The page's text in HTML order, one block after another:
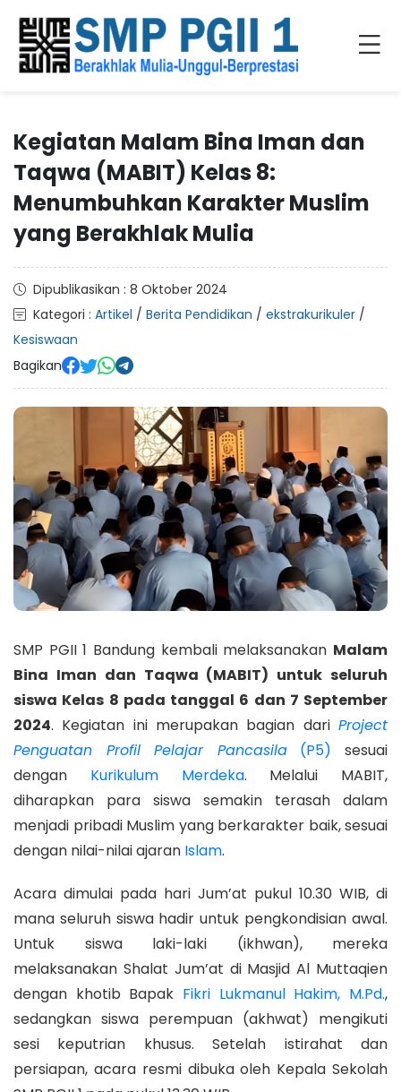
Kegiatan Malam Bina Iman dan
Taqwa (MABIT) Kelas 8:
Menumbuhkan Karakter Muslim
yang Berakhlak Mulia
Dipublikasikan : 8 Oktober 2024
Kategori : Artikel / Berita Pendidikan / ekstrakurikuler /
Kesiswaan
Bagikan
SMP PGII 1 Bandung kembali melaksanakan Malam
Bina Iman dan Taqwa (MABIT) untuk seluruh
siswa Kelas 8 pada tanggal 6 dan 7 September
2024. Kegiatan ini merupakan bagian dari Project
Penguatan Profil Pelajar Pancasila(P5) sesuai
dengan Kurikulum Merdeka. Melalui MABIT,
diharapkan para siswa semakin terasah dalam
menjadi pribadi Muslim yang berkarakter baik, sesuai
dengan nilai-nilai ajaran Islam.
Acara dimulai pada hari Jum’at pukul 10.30 WIB, di
mana seluruh siswa hadir untuk pengkondisian awal.
Untuk siswa laki-laki (ikhwan), mereka
melaksanakan Shalat Jum’at di Masjid Al Muttaqien
dengan khotib Bapak Fikri Lukmanul Hakim, M.Pd.,
sedangkan siswa perempuan (akhwat) mengikuti
sesi keputrian khusus. Setelah istirahat dan
persiapan, acara resmi dibuka oleh Kepala Sekolah